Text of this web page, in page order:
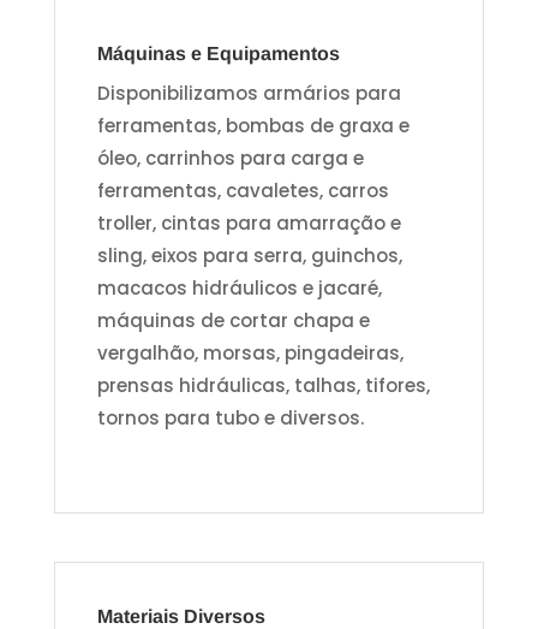
Máquinas e Equipamentos
Disponibilizamos armários para
ferramentas, bombas de graxa e
óleo, carrinhos para carga e
ferramentas, cavaletes, carros
troller, cintas para amarração e
sling, eixos para serra, guinchos,
macacos hidráulicos e jacaré,
máquinas de cortar chapa e
vergalhão, morsas, pingadeiras,
prensas hidráulicas, talhas, tifores,
tornos para tubo e diversos.
Materiais Diversos